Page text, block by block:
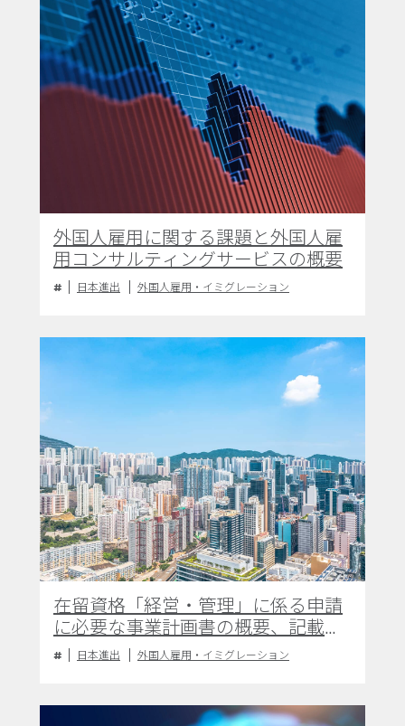
外国人雇用に関する課題と外国人雇
用コンサルティングサービスの概要
日本進出 外国人雇用・イミグレーション
在留資格「経営・管理」に係る申請
に必要な事業計画書の概要、記載内
容及び作成時の留意点
日本進出 外国人雇用・イミグレーション